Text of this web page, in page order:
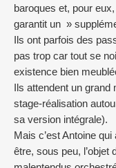
baroques et, pour
garantit un »
Ils ont parfois des
pas trop car tout se
existence bien
Ils attendent un grand
stage-réalisation
sa version intégrale).
Mais c’est Antoine
être, sous peu, l’objet